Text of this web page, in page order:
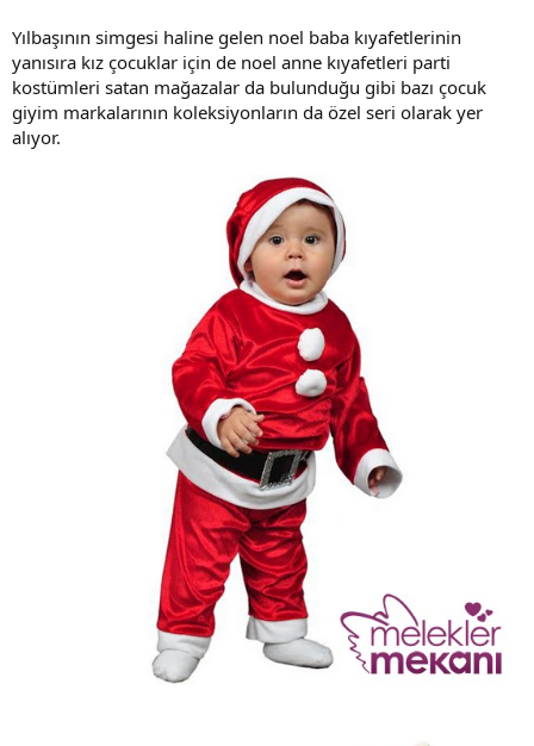
Yılbaşının simgesi haline gelen noel baba kıyafetlerinin
yanısıra kız çocuklar için de noel anne kıyafetleri parti
kostümleri satan mağazalar da bulunduğu gibi bazı çocuk
giyim markalarının koleksiyonların da özel seri olarak yer
alıyor.